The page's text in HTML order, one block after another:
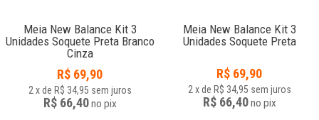
Meia New Balance Kit 3
Unidades Soquete Preta Branco
Cinza
R$ 69,90
2 x de R$ 34,95 sem juros
R$ 66,40no pix
Meia New Balance Kit 3
Unidades Soquete Preta
R$ 69,90
2 x de R$ 34,95 sem juros
R$ 66,40no pix